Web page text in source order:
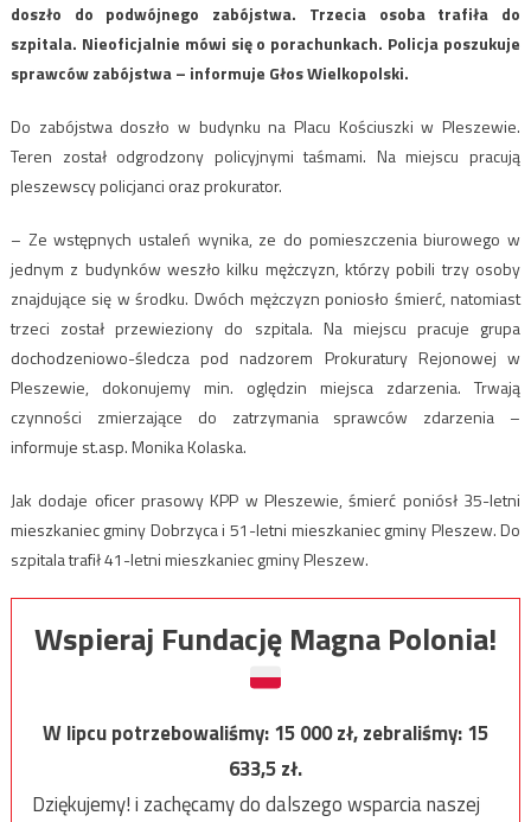
doszło do podwójnego zabójstwa. Trzecia osoba trafiła do
szpitala. Nieoficjalnie mówi się o porachunkach. Policja poszukuje
sprawców zabójstwa – informuje Głos Wielkopolski.
Do zabójstwa doszło w budynku na Placu Kościuszki w Pleszewie.
Teren został odgrodzony policyjnymi taśmami. Na miejscu pracują
pleszewscy policjanci oraz prokurator.
– Ze wstępnych ustaleń wynika, ze do pomieszczenia biurowego w
jednym z budynków weszło kilku mężczyzn, którzy pobili trzy osoby
znajdujące się w środku. Dwóch mężczyzn poniosło śmierć, natomiast
trzeci został przewieziony do szpitala. Na miejscu pracuje grupa
dochodzeniowo-śledcza pod nadzorem Prokuratury Rejonowej w
Pleszewie, dokonujemy min. oględzin miejsca zdarzenia. Trwają
czynności zmierzające do zatrzymania sprawców zdarzenia –
informuje st.asp. Monika Kolaska.
Jak dodaje oficer prasowy KPP w Pleszewie, śmierć poniósł 35-letni
mieszkaniec gminy Dobrzyca i 51-letni mieszkaniec gminy Pleszew. Do
szpitala trafił 41-letni mieszkaniec gminy Pleszew.
Wspieraj Fundację Magna Polonia!
W lipcu potrzebowaliśmy:15 000zł, zebraliśmy:15
633,5zł.
Dziękujemy! i zachęcamy do dalszego wsparcia naszej